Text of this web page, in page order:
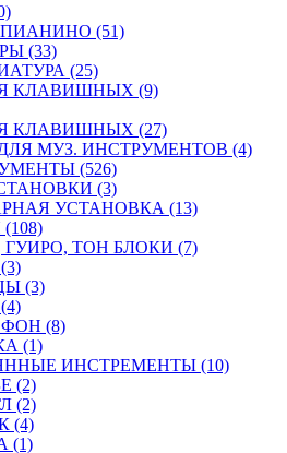
(51)
(33)
(25)
КЛАВИШНЫХ (9)
КЛАВИШНЫХ (27)
МУЗ. ИНСТРУМЕНТОВ (4)
(526)
(3)
УСТАНОВКА (13)
ГУИРО, ТОН БЛОКИ (7)
(3)
(8)
(1)
ИНСТРЕМЕНТЫ (10)
(2)
(2)
(4)
(1)